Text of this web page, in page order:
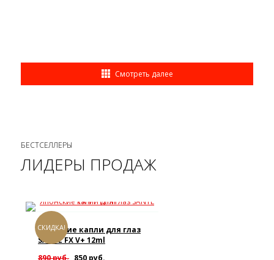
Смотреть далее
БЕСТСЕЛЛЕРЫ
ЛИДЕРЫ ПРОДАЖ
СКИДКА!
Японские капли для глаз
SANTE FX V+ 12ml